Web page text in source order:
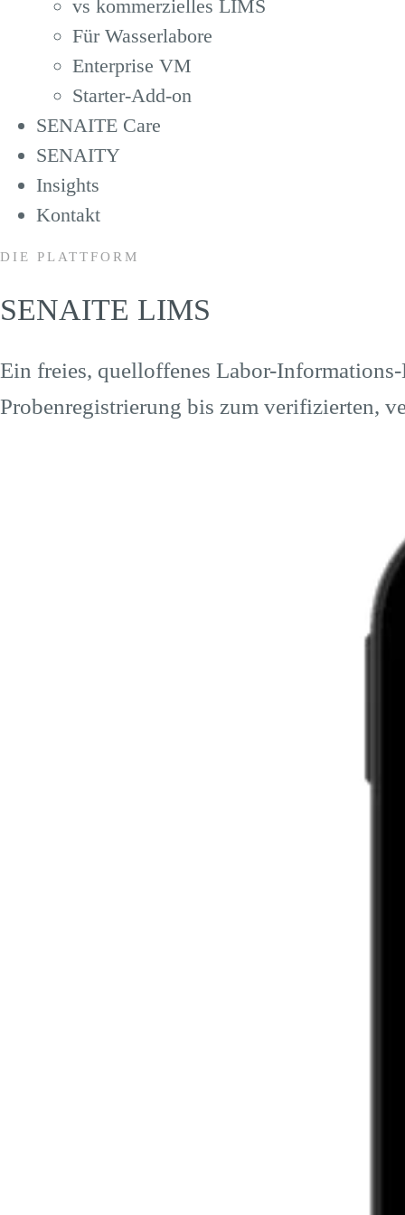
vs kommerzielles LIMS
Für Wasserlabore
Enterprise VM
Starter-Add-on
SENAITE Care
SENAITY
Insights
Kontakt
DIE PLATTFORM
SENAITE LIMS
Ein freies, quelloffenes Labor-
Probenregistrierung bis zum verifizierten,